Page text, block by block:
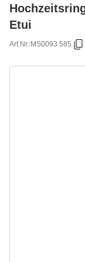
Etui
Art.Nr.:MS0093.585